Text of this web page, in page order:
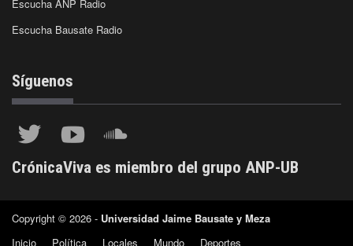
Escucha ANP Radio
Escucha Bausate Radio
Síguenos
CrónicaViva es miembro del grupo ANP-UB
Copyright © 2026 - Universidad Jaime Bausate y Meza
Inicio
Política Locales Mundo
Deportes